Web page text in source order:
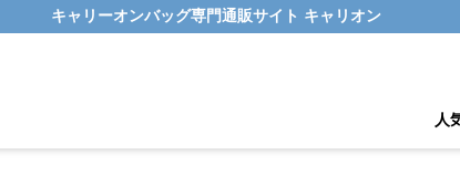
キャリーオンバッグ専門通販サイト キャリオン
人